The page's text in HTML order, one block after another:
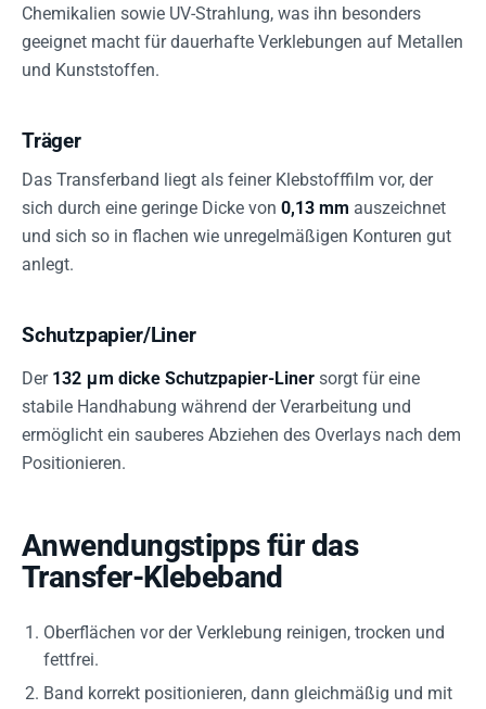
Chemikalien sowie UV-Strahlung, was ihn besonders
geeignet macht für dauerhafte Verklebungen auf Metallen
und Kunststoffen.
Träger
Das Transferband liegt als feiner Klebstofffilm vor, der
sich durch eine geringe Dicke von 0,13 mm auszeichnet
und sich so in flachen wie unregelmäßigen Konturen gut
anlegt.
Schutzpapier/Liner
Der 132 μm dicke Schutzpapier-Liner sorgt für eine
stabile Handhabung während der Verarbeitung und
ermöglicht ein sauberes Abziehen des Overlays nach dem
Positionieren.
Anwendungstipps für das
Transfer-Klebeband
Oberflächen vor der Verklebung reinigen, trocken und
fettfrei.
Band korrekt positionieren, dann gleichmäßig und mit